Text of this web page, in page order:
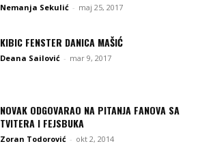
Nemanja Sekulić - maj 25, 2017
KIBIC FENSTER DANICA MAŠIĆ
Deana Sailović - mar 9, 2017
NOVAK ODGOVARAO NA PITANJA FANOVA SA
TVITERA I FEJSBUKA
Zoran Todorović - okt 2, 2014